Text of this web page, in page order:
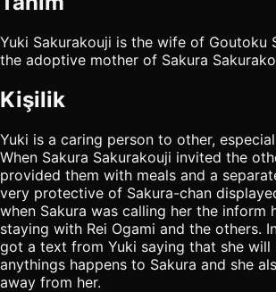
Yuki Sakurakouji is the wife of Goutoku
the adoptive mother of Sakura
Kişilik
Yuki is a caring person to other,
When Sakura Sakurakouji invited the
provided them with meals and a
very protective of Sakura-chan
when Sakura was calling her the inform
staying with Rei Ogami and the others.
got a text from Yuki saying that she will
anythings happens to Sakura and she
away from her.